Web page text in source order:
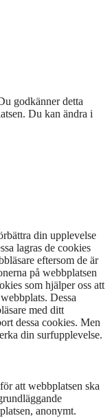
godkänner detta
Du kan ändra i
din upplevelse
lagras de cookies
eftersom de är
på webbplatsen
som hjälper oss att
Dessa
med ditt
dessa cookies. Men
din surfupplevelse.
att webbplatsen ska
anonymt.